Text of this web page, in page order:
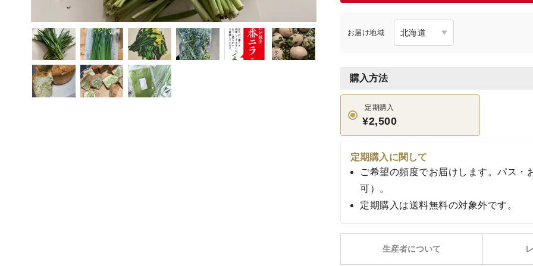
お届け地域
購入方法
定期購入
¥2,500
定期購入に関して
ご希望の頻度でお届けします。パス
可）。
定期購入は送料無料の対象外です。
生産者について